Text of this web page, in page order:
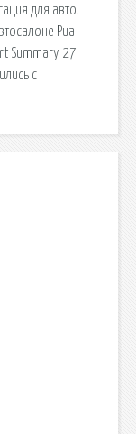
для авто.
Риа
Summary 27
с